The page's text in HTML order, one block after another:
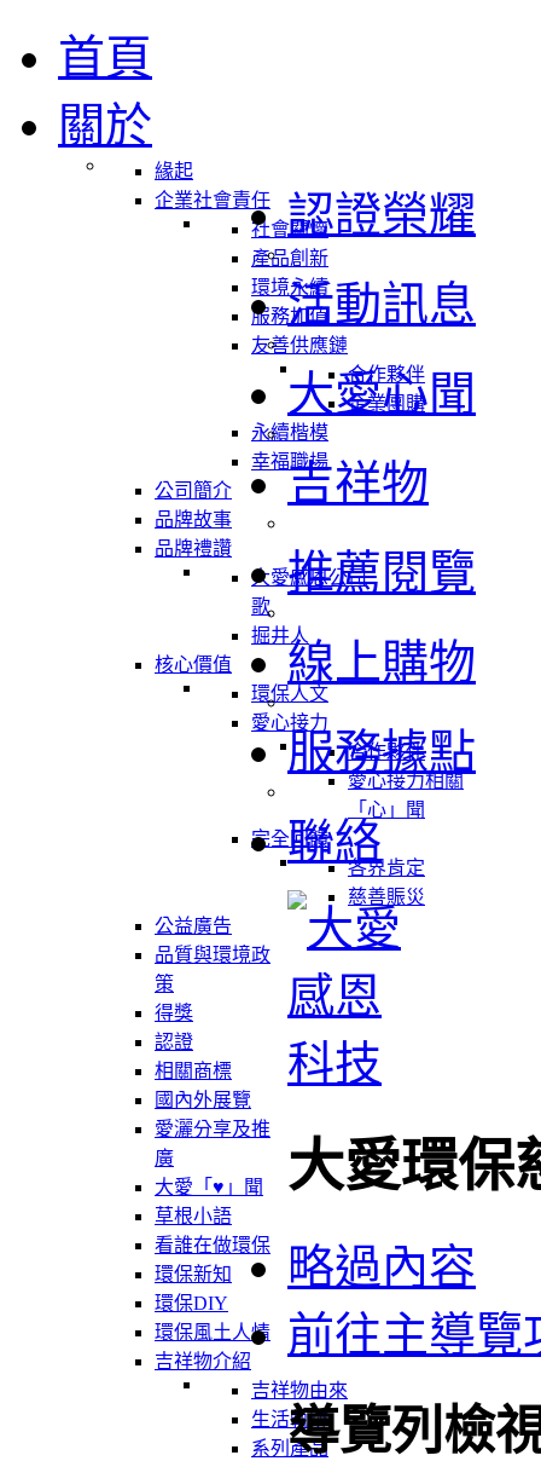
首頁
關於
緣起
企業社會責任
社會關懷
產品創新
環境永續
服務加值
友善供應鏈
合作夥伴
企業團購
永續楷模
幸福職場
公司簡介
品牌故事
品牌禮讚
大愛感恩公司
歌
掘井人
核心價值
環保人文
愛心接力
合作夥伴
愛心接力相關
「心」聞
完全回饋
各界肯定
慈善賑災
公益廣告
品質與環境政
策
認證榮耀
得獎
認證
相關商標
活動訊息
國內外展覽
愛灑分享及推
廣
大愛心聞
大愛「♥」聞
草根小語
看誰在做環保
環保新知
環保DIY
環保風土人情
吉祥物
吉祥物介紹
吉祥物由來
生活軌跡
系列產品
推薦閱覽
線上購物
服務據點
聯絡
大愛環保
略過內容
前往主導覽
導覽列檢